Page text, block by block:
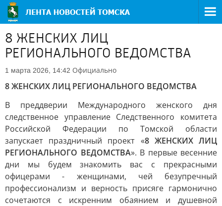
8 ЖЕНСКИХ ЛИЦ
РЕГИОНАЛЬНОГО ВЕДОМСТВА
1 марта 2026, 14:42 Официально
8 ЖЕНСКИХ ЛИЦ РЕГИОНАЛЬНОГО ВЕДОМСТВА
В преддверии Международного женского дня
следственное управление Следственного комитета
Российской Федерации по Томской области
запускает праздничный проект «8 ЖЕНСКИХ ЛИЦ
РЕГИОНАЛЬНОГО ВЕДОМСТВА». В первые весенние
дни мы будем знакомить вас с прекрасными
офицерами - женщинами, чей безупречный
профессионализм и верность присяге гармонично
сочетаются с искренним обаянием и душевной